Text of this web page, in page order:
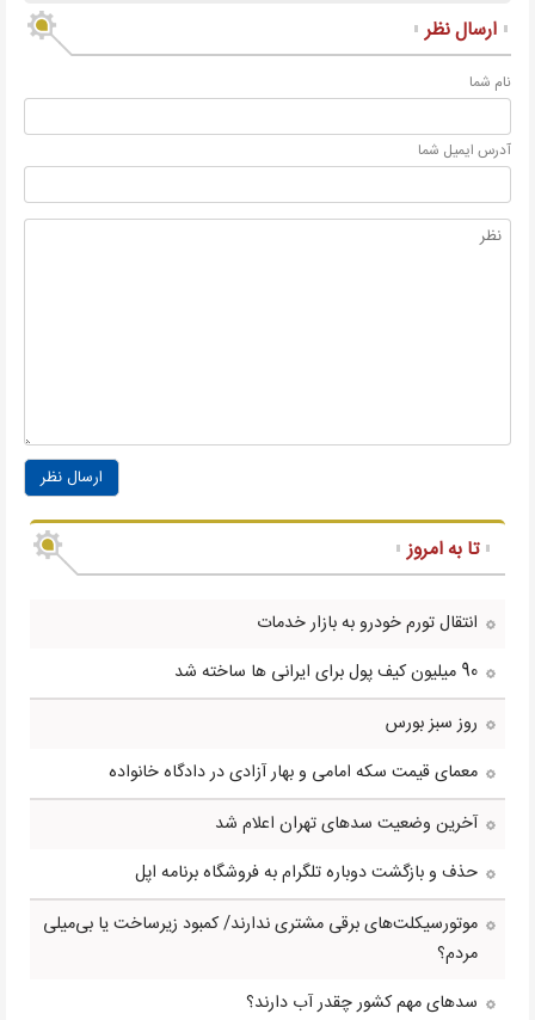
ارسال نظر
نام شما
آدرس ايميل شما
ارسال نظر
تا به امروز
انتقال تورم خودرو به بازار خدمات
90 میلیون کیف پول برای ایرانی ها ساخته شد
روز سبز بورس
معمای قیمت سکه امامی و بهار آزادی در دادگاه خانواده
آخرین وضعیت سدهای تهران اعلام شد
حذف و بازگشت دوباره تلگرام به فروشگاه برنامه اپل
موتورسیکلت‌های برقی مشتری ندارند/ کمبود زیرساخت یا بی‌میلی
مردم؟
سدهای مهم کشور چقدر آب دارند؟